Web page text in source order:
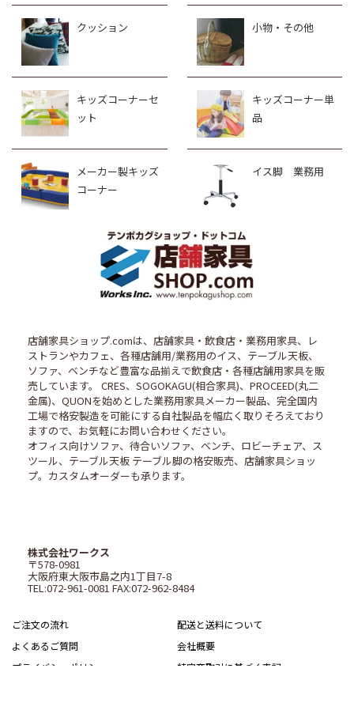
クッション 小物・その他
キッズコーナーセ
ット
キッズコーナー単
品
メーカー製キッズ
コーナー
イス脚 業務用
店舗家具ショップ.comは、店舗家具・飲食店・業務用家具、レ
ストランやカフェ、各種店舗用/業務用のイス、テーブル天板、
ソファ、ベンチなど豊富な品揃えで飲食店・各種店舗用家具を販
売しています。 CRES、SOGOKAGU(相合家具)、PROCEED(丸二
金属)、QUONを始めとした業務用家具メーカー製品、完全国内
工場で格安製造を可能にする自社製品を幅広く取りそろえており
ますので、お気軽にお問い合わせください。
オフィス向けソファ、待合いソファ、ベンチ、ロビーチェア、ス
ツール、テーブル天板 テーブル脚の格安販売、店舗家具ショッ
プ。カスタムオーダーも承ります。
株式会社ワークス
〒578-0981
大阪府東大阪市島之内1丁目7-8
TEL:072-961-0081 FAX:072-962-8484
ご注文の流れ
配送と送料について
よくあるご質問
会社概要
プライバシーポリシー
特定商取引に基づく表記